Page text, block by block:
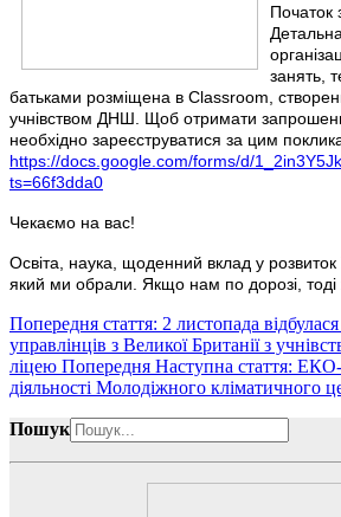
Початок
занять,
батьками розміщена в Classroom,
учнівством ДНШ. Щоб отримати
необхідно зареєструватися за цим
https://docs.google.com/forms/d/
ts=66f3dda0
Чекаємо на вас!
Освіта, наука, щоденний вклад у
який ми обрали. Якщо нам по дорозі, тоді
Попередня стаття: 2 листопада відбулася
управлінців з Великої Британії з
ліцею Попередня Наступна стаття:
діяльності Молодіжного кліматичного
Пошук